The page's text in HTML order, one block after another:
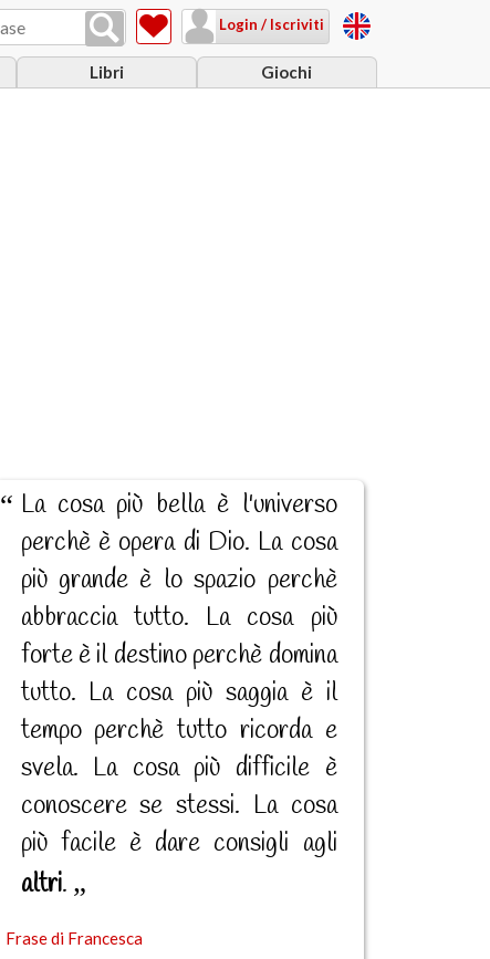
Login / Iscriviti
Libri Giochi
La cosa più bella è l'universo
perchè è opera di Dio. La cosa
più grande è lo spazio perchè
abbraccia tutto. La cosa più
forte è il destino perchè domina
tutto. La cosa più saggia è il
tempo perchè tutto ricorda e
svela. La cosa più difficile è
conoscere se stessi. La cosa
più facile è dare consigli agli
altri.
Frase di Francesca